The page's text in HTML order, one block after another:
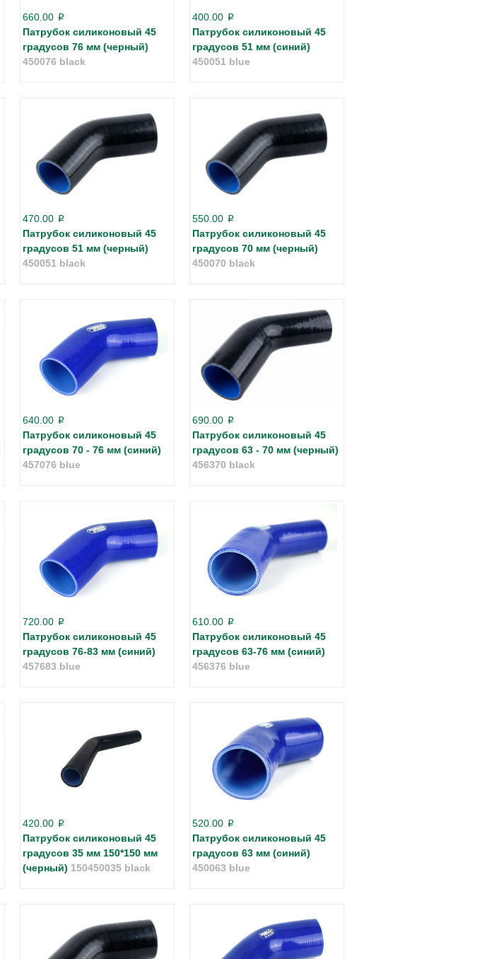
660.00 p
Патрубок силиконовый 45
градусов 76 мм (черный)
450076 black
400.00 p
Патрубок силиконовый 45
градусов 51 мм (синий)
450051 blue
470.00 p
Патрубок силиконовый 45
градусов 51 мм (черный)
450051 black
550.00 p
Патрубок силиконовый 45
градусов 70 мм (черный)
450070 black
640.00 p
Патрубок силиконовый 45
градусов 70 - 76 мм (синий)
457076 blue
690.00 p
Патрубок силиконовый 45
градусов 63 - 70 мм (черный)
456370 black
720.00 p
Патрубок силиконовый 45
градусов 76-83 мм (синий)
457683 blue
610.00 p
Патрубок силиконовый 45
градусов 63-76 мм (синий)
456376 blue
420.00 p
Патрубок силиконовый 45
градусов 35 мм 150*150 мм
(черный) 150450035 black
520.00 p
Патрубок силиконовый 45
градусов 63 мм (синий)
450063 blue